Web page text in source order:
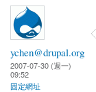
ychen@drupal.org
2007-07-30 (週一)
09:52
固定網址